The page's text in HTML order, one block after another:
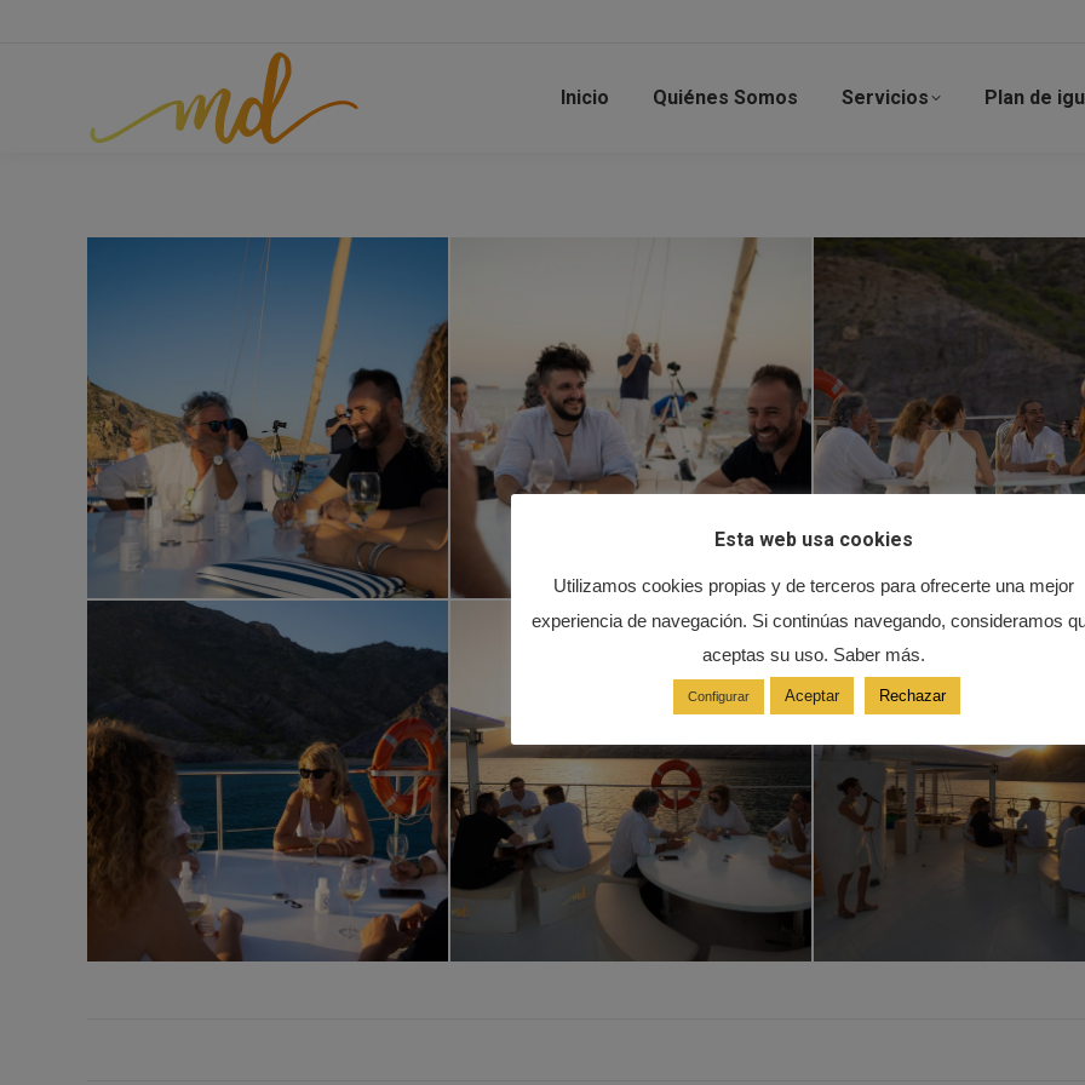
Inicio Quiénes Somos Servicios Plan de
Esta web usa cookies
Utilizamos cookies propias y de terceros para ofrecerte una mejor
experiencia de navegación. Si continúas navegando, consideramos
aceptas su uso. Saber más.
Configurar Aceptar Rechazar